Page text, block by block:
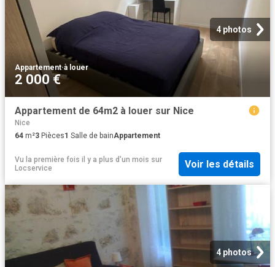
4 photos
Appartement·à louer
2 000 €
Appartement de 64m2 à louer sur Nice
Nice
64 m²3 Pièces1 Salle de bainAppartement
Vu la première fois il y a plus d'un mois sur
Locservice
Voir les détails
4 photos